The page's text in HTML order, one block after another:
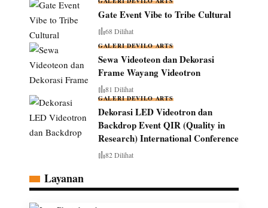
Gate Event Vibe to Tribe Cultural
68 Dilihat
GALERI DEVILO ARTS
Sewa Videoteon dan Dekorasi
Frame Wayang Videotron
81 Dilihat
GALERI DEVILO ARTS
Dekorasi LED Videotron dan
Backdrop Event QIR (Quality in
Research) International Conference
82 Dilihat
Layanan